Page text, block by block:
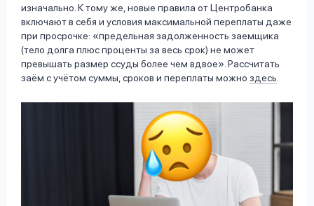
изначально. К тому же, новые правила от Центробанка
включают в себя и условия максимальной переплаты даже
при просрочке: «предельная задолженность заемщика
(тело долга плюс проценты за весь срок) не может
превышать размер ссуды более чем вдвое». Рассчитать
заём с учётом суммы, сроков и переплаты можно здесь